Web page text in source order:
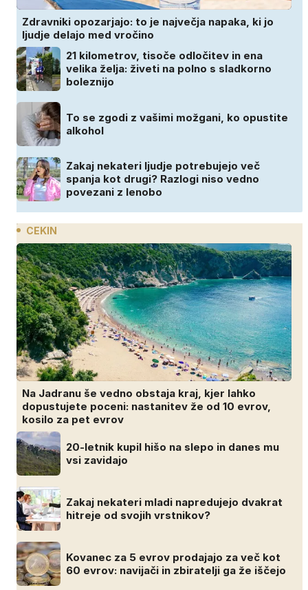
Zdravniki opozarjajo: to je največja napaka, ki jo
ljudje delajo med vročino
21 kilometrov, tisoče odločitev in ena
velika želja: živeti na polno s sladkorno
boleznijo
To se zgodi z vašimi možgani, ko opustite
alkohol
Zakaj nekateri ljudje potrebujejo več
spanja kot drugi? Razlogi niso vedno
povezani z lenobo
CEKIN
Na Jadranu še vedno obstaja kraj, kjer lahko
dopustujete poceni: nastanitev že od 10 evrov,
kosilo za pet evrov
20-letnik kupil hišo na slepo in danes mu
vsi zavidajo
Zakaj nekateri mladi napredujejo dvakrat
hitreje od svojih vrstnikov?
Kovanec za 5 evrov prodajajo za več kot
60 evrov: navijači in zbiratelji ga že iščejo